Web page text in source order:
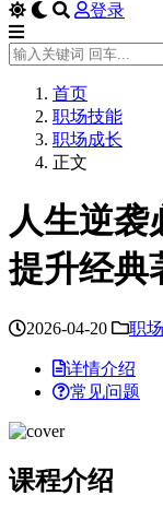
登录
首页
职场技能
职场成长
正文
人生逆袭
提升经典
2026-04-20 职
详情介绍
常见问题
课程介绍